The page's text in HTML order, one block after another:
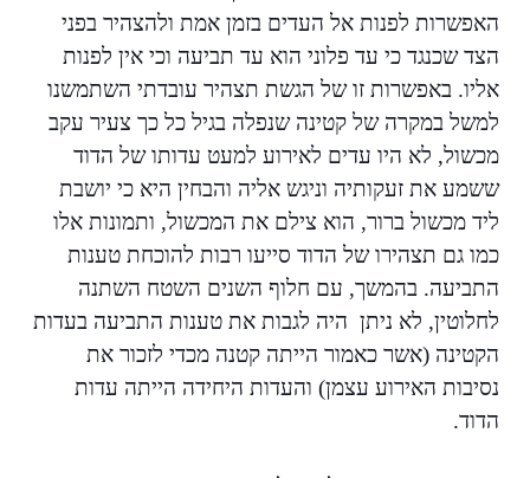
האפשרות לפנות אל העדים בזמן אמת ולהצהיר בפני
הצד שכנגד כי עד פלוני הוא עד תביעה וכי אין לפנות
אליו. באפשרות זו של הגשת תצהיר עובדתי השתמשנו
למשל במקרה של קטינה שנפלה בגיל כל כך צעיר עקב
מכשול, לא היו עדים לאירוע למעט עדותו של הדוד
ששמע את זעקותיה וניגש אליה והבחין היא כי יושבת
ליד מכשול ברור, הוא צילם את המכשול, ותמונות אלו
כמו גם תצהירו של הדוד סייעו רבות להוכחת טענות
התביעה. בהמשך, עם חלוף השנים השטח השתנה
לחלוטין, לא ניתן היה לגבות את טענות התביעה בעדות
הקטינה (אשר כאמור הייתה קטנה מכדי לזכור את
נסיבות האירוע עצמן) והעדות היחידה הייתה עדות
הדוד.